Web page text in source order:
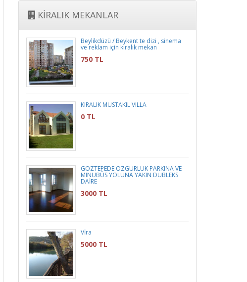
KİRALIK MEKANLAR
Beylikdüzü / Beykent te dizi , sinema
ve reklam için kiralık mekan
750 TL
KIRALIK MUSTAKIL VILLA
0 TL
GÖZTEPEDE ÖZGÜRLÜK PARKINA VE
MINUBÜS YOLUNA YAKIN DUBLEKS
DAİRE
3000 TL
Vİra
5000 TL